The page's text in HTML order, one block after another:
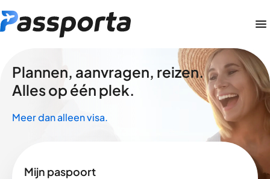
Plannen, aanvragen, reizen.
Alles op één plek.
Meer dan alleen visa.
Mijn paspoort